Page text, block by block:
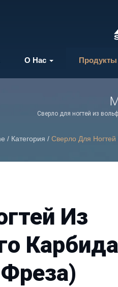
О Нас Продукты
Сверло для ногтей из
/ Категория / Сверло Для
Из
Карбида